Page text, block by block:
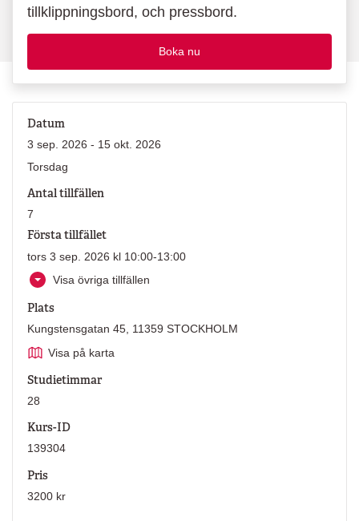
tillklippningsbord, och pressbord.
Boka nu
Datum
3 sep. 2026 - 15 okt. 2026
Torsdag
Antal tillfällen
7
Första tillfället
tors 3 sep. 2026 kl 10:00-13:00
Visa övriga tillfällen
Plats
Kungstensgatan 45, 11359 STOCKHOLM
Visa på karta
Studietimmar
28
Kurs-ID
139304
Pris
3200 kr